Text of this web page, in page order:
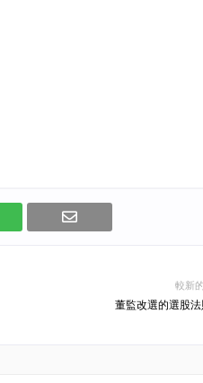
較新的
董監改選的選股法